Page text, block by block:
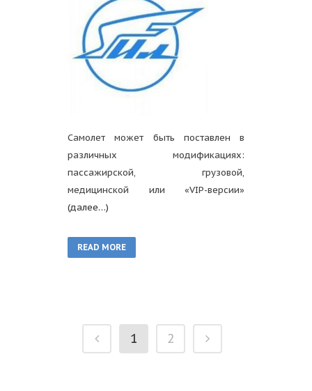
Самолет может быть поставлен в
различных модификациях:
пассажирской, грузовой,
медицинской или «VIP-версии»
(далее…)
READ MORE
1 2